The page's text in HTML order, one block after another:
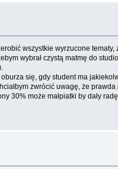
wszystkie wyrzucone
wybrał czystą matmę do
się, gdy student ma
zwrócić uwagę, że
30% może małpiatki by dały radę